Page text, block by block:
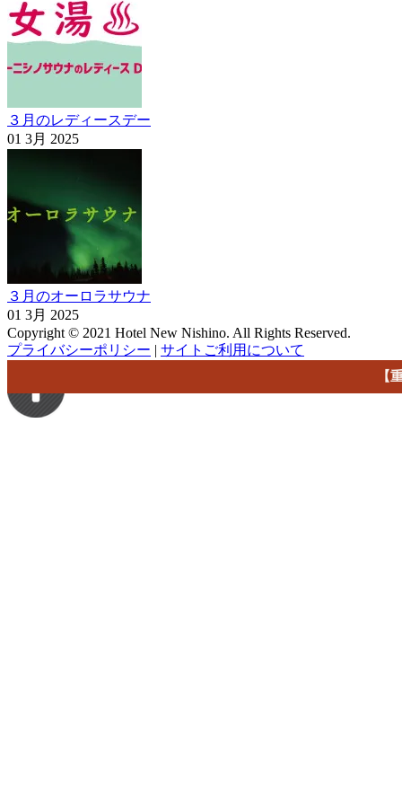
３月のレディースデー
01 3月 2025
３月のオーロラサウナ
01 3月 2025
Copyright © 2021 Hotel New Nishino. All Rights Reserved.
プライバシーポリシー | サイトご利用について
【